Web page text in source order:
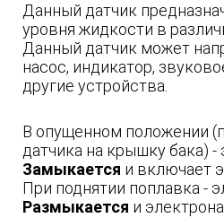
Данный датчик
уровня жидкости в
Данный датчик может
насос, индикатор,
другие устройства.
В опущенном положении
датчика на крышку бака) -
Замыкается и включает
При поднятии поплавка -
Размыкается и